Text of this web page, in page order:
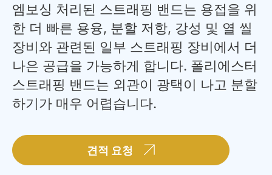
엠보싱 처리된 스트래핑 밴드는 용접을 위
한 더 빠른 용융, 분할 저항, 강성 및 열 씰
장비와 관련된 일부 스트래핑 장비에서 더
나은 공급을 가능하게 합니다. 폴리에스터
스트래핑 밴드는 외관이 광택이 나고 분할
하기가 매우 어렵습니다.
견적 요청